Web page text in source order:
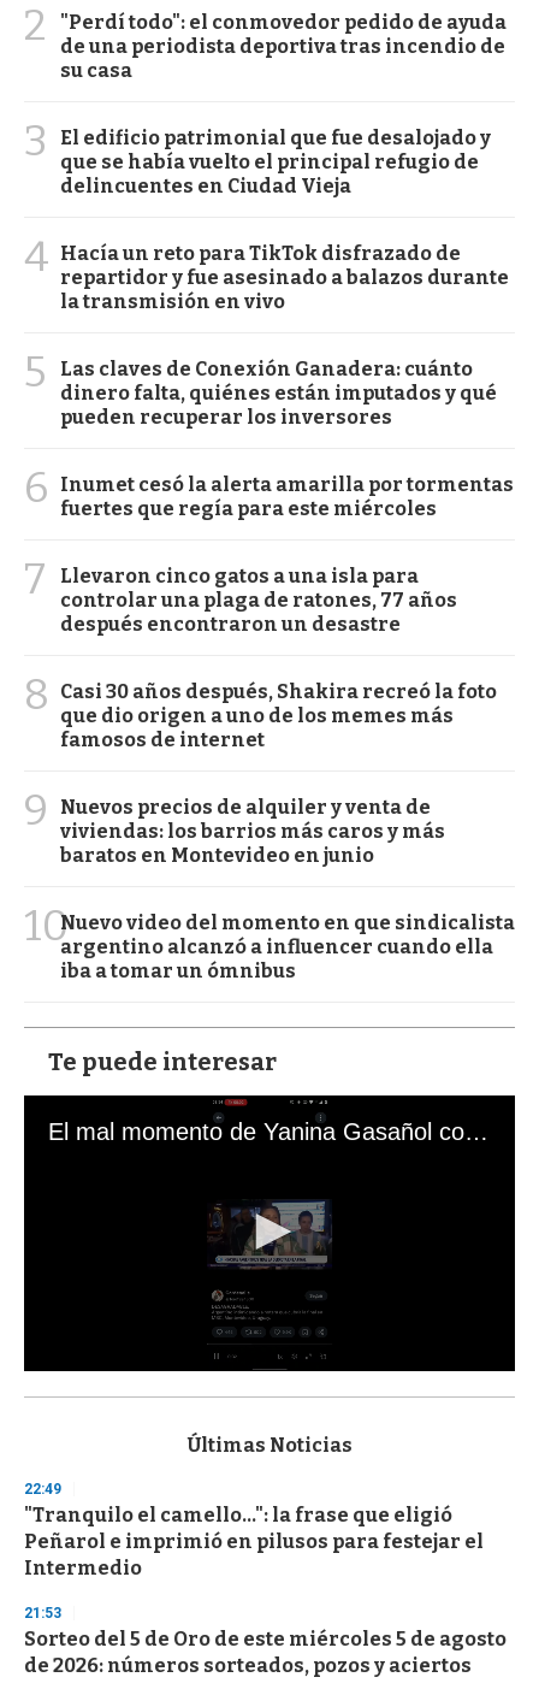
2
"Perdí todo": el conmovedor pedido de ayuda
de una periodista deportiva tras incendio de
su casa
3
El edificio patrimonial que fue desalojado y
que se había vuelto el principal refugio de
delincuentes en Ciudad Vieja
4 Hacía un reto para TikTok disfrazado de
repartidor y fue asesinado a balazos durante
la transmisión en vivo
5
Las claves de Conexión Ganadera: cuánto
dinero falta, quiénes están imputados y qué
pueden recuperar los inversores
6
Inumet cesó la alerta amarilla por tormentas
fuertes que regía para este miércoles
7
Llevaron cinco gatos a una isla para
controlar una plaga de ratones, 77 años
después encontraron un desastre
8
Casi 30 años después, Shakira recreó la foto
que dio origen a uno de los memes más
famosos de internet
9
Nuevos precios de alquiler y venta de
viviendas: los barrios más caros y más
baratos en Montevideo en junio
10Nuevo video del momento en que sindicalista
argentino alcanzó a influencer cuando ella
iba a tomar un ómnibus
Te puede interesar
El mal momento de Yanina Gasañol con un hincha argentino en "Subrayado"
s
d
s
o
f
3
s
e
c
o
Últimas Noticias
22:49
"Tranquilo el camello...": la frase que eligió
Peñarol e imprimió en pilusos para festejar el
Intermedio
21:53
Sorteo del 5 de Oro de este miércoles 5 de agosto
de 2026: números sorteados, pozos y aciertos